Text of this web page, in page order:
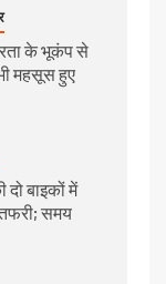
के भूकंप से
महसूस हुए
दो बाइकों में
समय